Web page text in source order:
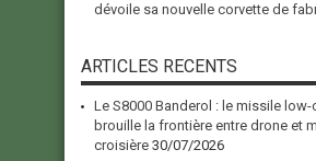
dévoile sa nouvelle corvette de
ARTICLES RECENTS
Le S8000 Banderol : le missile
brouille la frontière entre drone et
croisière 30/07/2026